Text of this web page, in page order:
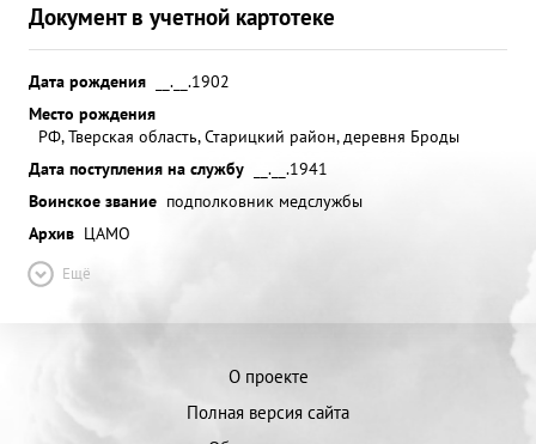
Документ в учетной картотеке
Дата рождения
__.__.1902
Место рождения
РФ, Тверская область, Старицкий район, деревня Броды
Дата поступления на службу
__.__.1941
Воинское звание подполковник медслужбы
Архив ЦАМО
Ещё
О проекте
Полная версия сайта